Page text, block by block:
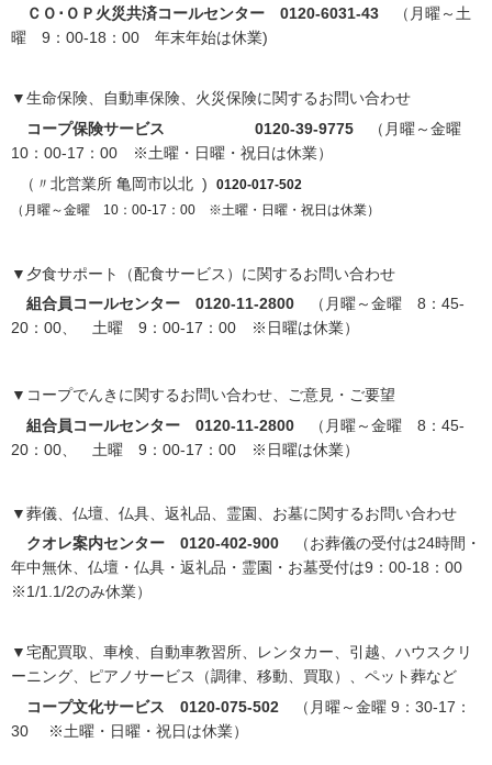
ＣＯ･ＯＰ火災共済コールセンター 0120-6031-43 （月曜～土
曜 9：00-18：00 年末年始は休業)
▼生命保険、自動車保険、火災保険に関するお問い合わせ
コープ保険サービス 0120-39-9775
（月曜～金曜
10：00-17：00 ※土曜・日曜・祝日は休業）
（〃北営業所 亀岡市以北 ) 0120-017-502
（月曜～金曜 10：00-17：00 ※土曜・日曜・祝日は休業）
▼夕食サポート（配食サービス）に関するお問い合わせ
組合員コールセンター 0120-11-2800
（月曜～金曜 8：45-
20：00、 土曜 9：00-17：00 ※日曜は休業）
▼コープでんきに関するお問い合わせ、ご意見・ご要望
組合員コールセンター 0120-11-2800
（月曜～金曜 8：45-
20：00、 土曜 9：00-17：00 ※日曜は休業）
▼葬儀、仏壇、仏具、返礼品、霊園、お墓に関するお問い合わせ
クオレ案内センター 0120-402-900
（お葬儀の受付は24時間・
年中無休、仏壇・仏具・返礼品・霊園・お墓受付は9：00-18：00
※1/1.1/2のみ休業）
▼宅配買取、車検、自動車教習所、レンタカー、引越、ハウスクリ
ーニング、ピアノサービス（調律、移動、買取）、ペット葬など
コープ文化サービス 0120-075-502
（月曜～金曜 9：30-17：
30 ※土曜・日曜・祝日は休業）